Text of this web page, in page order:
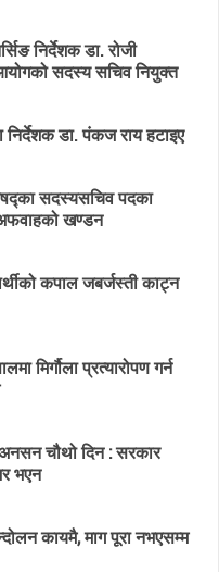
निर्देशक डा. रोजी
सदस्य सचिव नियुक्त
डा. पंकज राय हटाइए
सदस्यसचिव पदका
खण्डन
कपाल जबर्जस्ती काट्न
मिर्गौला प्रत्यारोपण गर्न
अनसन चौथो दिन : सरकार
भएन
कायमै, माग पूरा नभएसम्म